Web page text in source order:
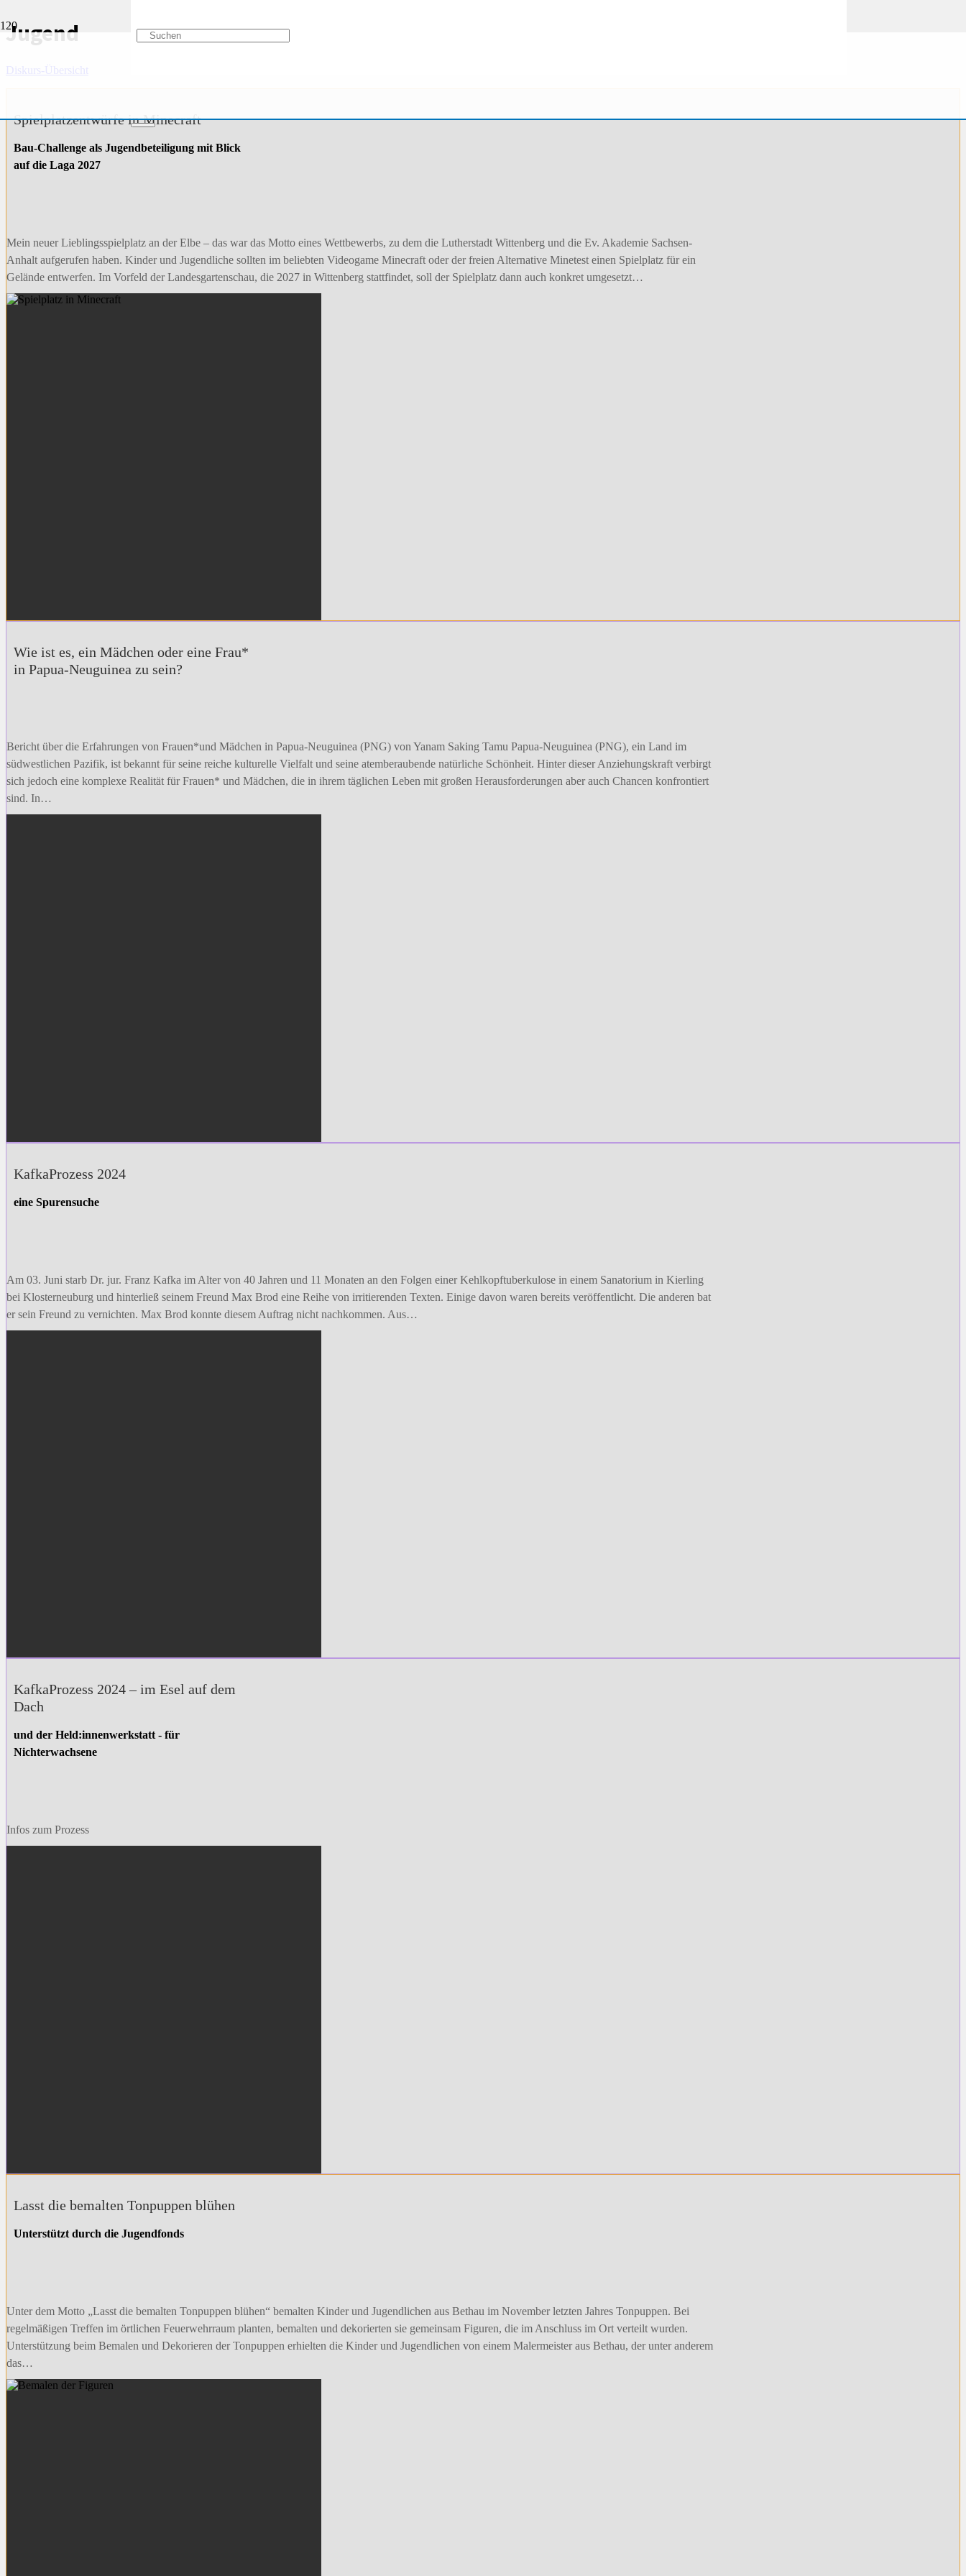
Jugend
Diskurs-Übersicht
Spielplatzentwürfe in Minecraft
Bau-Challenge als Jugendbeteiligung mit Blick
auf die Laga 2027
Mein neuer Lieblingsspielplatz an der Elbe – das war das Motto eines Wettbewerbs, zu dem die Lutherstadt Wittenberg und die Ev. Akademie Sachsen-
Anhalt aufgerufen haben. Kinder und Jugendliche sollten im beliebten Videogame Minecraft oder der freien Alternative Minetest einen Spielplatz für ein
Gelände entwerfen. Im Vorfeld der Landesgartenschau, die 2027 in Wittenberg stattfindet, soll der Spielplatz dann auch konkret umgesetzt…
Wie ist es, ein Mädchen oder eine Frau*
in Papua-Neuguinea zu sein?
Bericht über die Erfahrungen von Frauen*und Mädchen in Papua-Neuguinea (PNG) von Yanam Saking Tamu Papua-Neuguinea (PNG), ein Land im
südwestlichen Pazifik, ist bekannt für seine reiche kulturelle Vielfalt und seine atemberaubende natürliche Schönheit. Hinter dieser Anziehungskraft verbirgt
sich jedoch eine komplexe Realität für Frauen* und Mädchen, die in ihrem täglichen Leben mit großen Herausforderungen aber auch Chancen konfrontiert
sind. In…
KafkaProzess 2024
eine Spurensuche
Am 03. Juni starb Dr. jur. Franz Kafka im Alter von 40 Jahren und 11 Monaten an den Folgen einer Kehlkopftuberkulose in einem Sanatorium in Kierling
bei Klosterneuburg und hinterließ seinem Freund Max Brod eine Reihe von irritierenden Texten. Einige davon waren bereits veröffentlicht. Die anderen bat
er sein Freund zu vernichten. Max Brod konnte diesem Auftrag nicht nachkommen. Aus…
KafkaProzess 2024 – im Esel auf dem
Dach
und der Held:innenwerkstatt - für
Nichterwachsene
Infos zum Prozess
Lasst die bemalten Tonpuppen blühen
Unterstützt durch die Jugendfonds
Unter dem Motto „Lasst die bemalten Tonpuppen blühen“ bemalten Kinder und Jugendlichen aus Bethau im November letzten Jahres Tonpuppen. Bei
regelmäßigen Treffen im örtlichen Feuerwehrraum planten, bemalten und dekorierten sie gemeinsam Figuren, die im Anschluss im Ort verteilt wurden.
Unterstützung beim Bemalen und Dekorieren der Tonpuppen erhielten die Kinder und Jugendlichen von einem Malermeister aus Bethau, der unter anderem
das…